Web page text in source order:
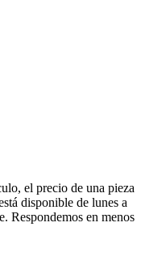
el precio de una pieza
disponible de lunes a
Respondemos en menos